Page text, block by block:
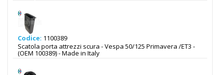
Codice: 1100389
Scatola porta attrezzi scura - Vespa 50/125 Primavera /ET3 -
(OEM 100389) - Made in Italy